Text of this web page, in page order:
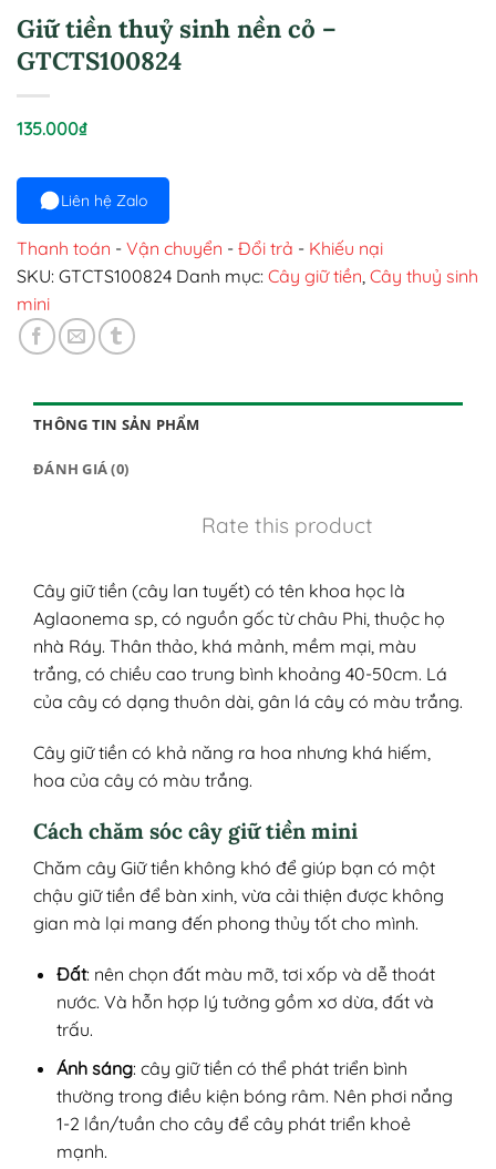
Giữ tiền thuỷ sinh nền cỏ –
GTCTS100824
135.000₫
Liên hệ Zalo
Thanh toán - Vận chuyển - Đổi trả - Khiếu nại
SKU: GTCTS100824 Danh mục: Cây giữ tiền, Cây thuỷ sinh
mini
THÔNG TIN SẢN PHẨM
ĐÁNH GIÁ (0)
Rate this product
Cây giữ tiền (cây lan tuyết) có tên khoa học là
Aglaonema sp, có nguồn gốc từ châu Phi, thuộc họ
nhà Ráy. Thân thảo, khá mảnh, mềm mại, màu
trắng, có chiều cao trung bình khoảng 40-50cm. Lá
của cây có dạng thuôn dài, gân lá cây có màu trắng.
Cây giữ tiền có khả năng ra hoa nhưng khá hiếm,
hoa của cây có màu trắng.
Cách chăm sóc cây giữ tiền mini
Chăm cây Giữ tiền không khó để giúp bạn có một
chậu giữ tiền để bàn xinh, vừa cải thiện được không
gian mà lại mang đến phong thủy tốt cho mình.
Đất: nên chọn đất màu mỡ, tơi xốp và dễ thoát
nước. Và hỗn hợp lý tưởng gồm xơ dừa, đất và
trấu.
Ánh sáng: cây giữ tiền có thể phát triển bình
thường trong điều kiện bóng râm. Nên phơi nắng
1-2 lần/tuần cho cây để cây phát triển khoẻ
mạnh.